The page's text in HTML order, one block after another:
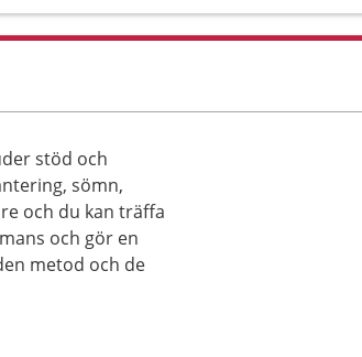
stöd och
sömn,
och du kan träffa
och gör en
metod och de